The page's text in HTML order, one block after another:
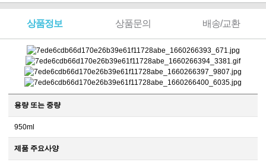
상품정보 상품문의 배송/교환
용량 또는 중량
950ml
제품 주요사양